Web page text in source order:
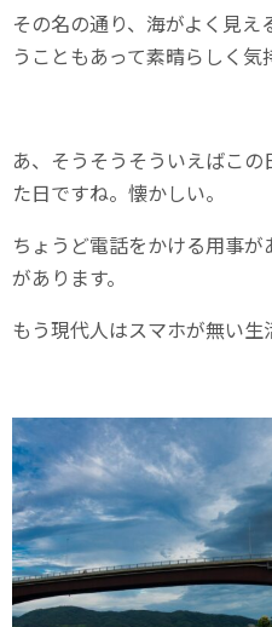
その名の通り、海がよく見
うこともあって素晴らしく気
あ、そうそうそういえばこの
た日ですね。懐かしい。
ちょうど電話をかける用事
があります。
もう現代人はスマホが無い生